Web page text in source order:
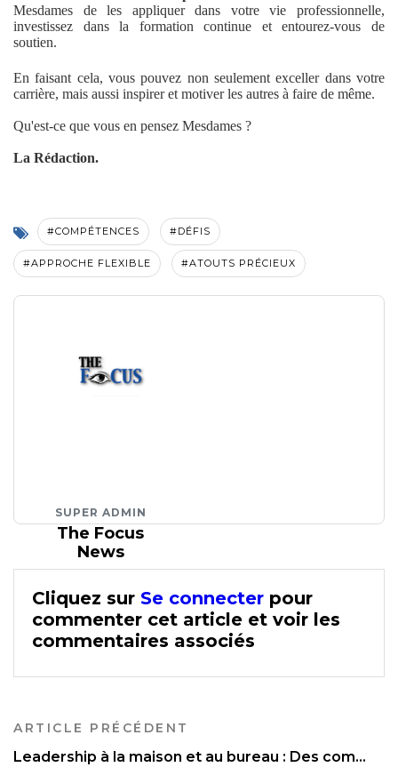
Mesdames de les appliquer dans votre vie professionnelle,
investissez dans la formation continue et entourez-vous de
soutien.
En faisant cela, vous pouvez non seulement exceller dans votre
carrière, mais aussi inspirer et motiver les autres à faire de même.
Qu'est-ce que vous en pensez Mesdames ?
La Rédaction.
#COMPÉTENCES #DÉFIS
#APPROCHE FLEXIBLE #ATOUTS PRÉCIEUX
SUPER ADMIN
The Focus
News
Cliquez sur Se connecter pour
commenter cet article et voir les
commentaires associés
ARTICLE PRÉCÉDENT
Leadership à la maison et au bureau : Des com...